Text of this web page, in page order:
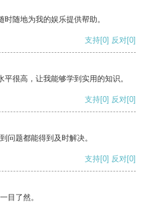
随地为我的娱乐提供帮助。
支持[0] 反对[0]
很高，让我能够学到实用的知识。
支持[0] 反对[0]
问题都能得到及时解决。
支持[0] 反对[0]
目了然。